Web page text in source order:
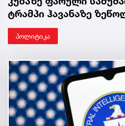
ტრამპი ჰავანაზე
პოლიტიკა